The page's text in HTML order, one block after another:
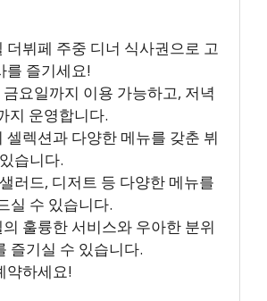
더뷔페 주중 디너 식사권으로 고
를 즐기세요!
요일까지 이용 가능하고, 저녁
지 운영합니다.
셀렉션과 다양한 메뉴를 갖춘 뷔
습니다.
러드, 디저트 등 다양한 메뉴를
실 수 있습니다.
훌륭한 서비스와 우아한 분위
즐기실 수 있습니다.
약하세요!